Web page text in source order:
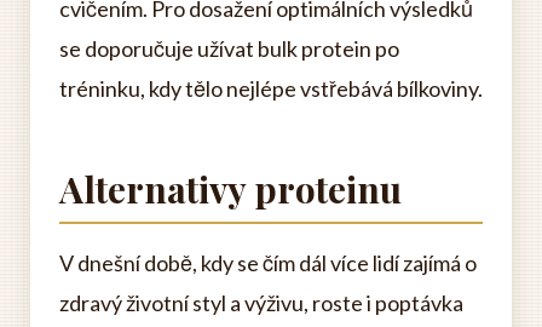
cvičením. Pro dosažení optimálních výsledků
se doporučuje užívat bulk protein po
tréninku, kdy tělo nejlépe vstřebává bílkoviny.
Alternativy proteinu
V dnešní době, kdy se čím dál více lidí zajímá o
zdravý životní styl a výživu, roste i poptávka